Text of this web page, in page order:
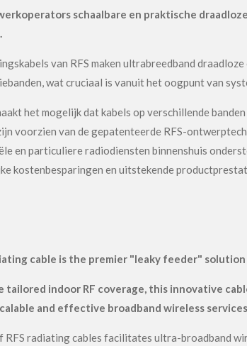
schaalbare en praktische
van RFS maken ultrabreedband
wat cruciaal is vanuit het oogpunt van
het mogelijk dat kabels op verschillende
voorzien van de gepatenteerde RFS-
en particuliere radiodiensten binnenshuis
kostenbesparingen en uitstekende
cable is the premier "leaky feeder"
tailored indoor RF coverage, this innovative
and effective broadband wireless
RFS radiating cables facilitates ultra-broadband